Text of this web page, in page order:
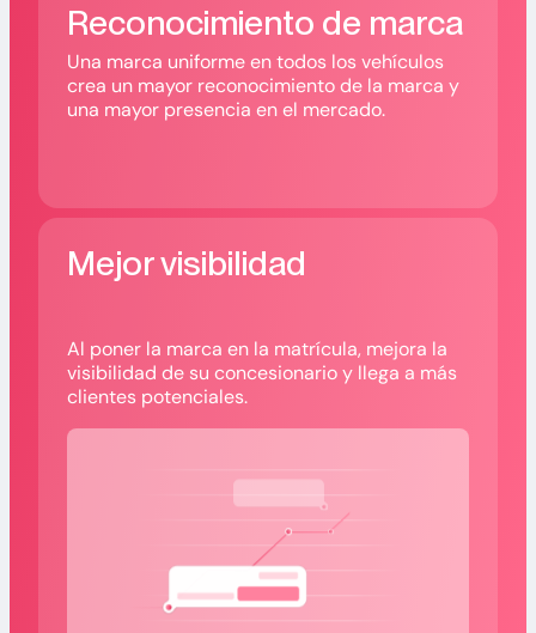
Mejor visibilidad
Al poner la marca en la matrícula, mejora la
visibilidad de su concesionario y llega a más
clientes potenciales.
Reconocimiento de marca
Una marca uniforme en todos los vehículos
crea un mayor reconocimiento de la marca y
una mayor presencia en el mercado.